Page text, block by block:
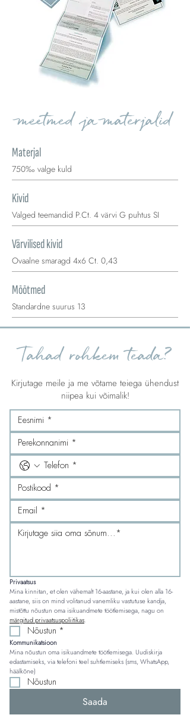
meetmed ja materjalid
Materjal
750‰ valge kuld
Kivid
Valged teemandid P.Ct. 4 värvi G puhtus SI
Värvilised kivid
Ovaalne smaragd 4x6 Ct. 0,43
Mõõtmed
Standardne suurus 13
Tahad rohkem teada?
Kirjutage meile ja me võtame teiega ühendust
niipea kui võimalik!
Privaatsus
Mina kinnitan, et olen vähemalt 16-aastane, ja kui olen alla 16-
aastane, siis on mind volitanud vanemliku vastutuse kandja,
märgitud privaatsuspoliitikas.
Nõustun *
Kommunikatsioon
Mina nõustun oma isikuandmete töötlemisega. Uudiskirja
edastamiseks, via telefoni teel suhtlemiseks (sms, WhatsApp,
häälkõne)
Nõustun
Saada